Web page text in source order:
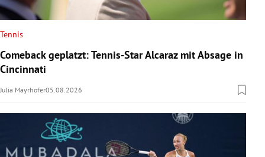
Tennis
Comeback geplatzt: Tennis-Star Alcaraz mit Absage in
Cincinnati
Julia Mayrhofer05.08.2026